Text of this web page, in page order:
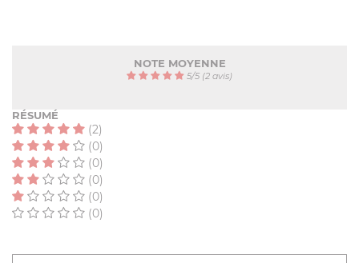
NOTE MOYENNE
5/5 (2 avis)
RÉSUMÉ
(2)
(0)
(0)
(0)
(0)
(0)